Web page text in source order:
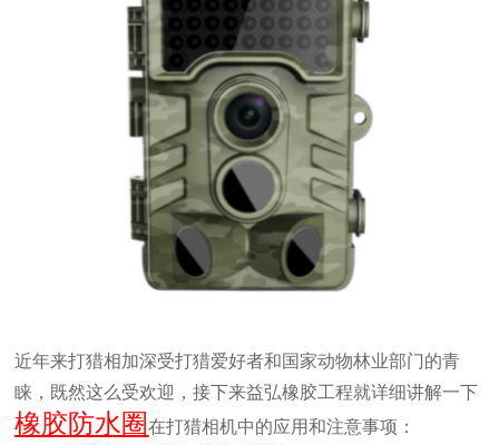
近年来打猎相加深受打猎爱好者和国家动物林业部门的青
睐，既然这么受欢迎，接下来益弘橡胶工程就详细讲解一下
橡胶防水圈在打猎相机中的应用和注意事项：